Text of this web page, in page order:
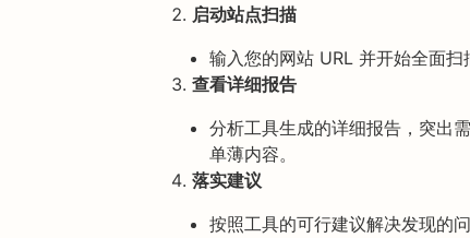
启动站点扫描
输入您的网站 URL 并开始全面扫
查看详细报告
分析工具生成的详细报告，突出
单薄内容。
落实建议
按照工具的可行建议解决发现的